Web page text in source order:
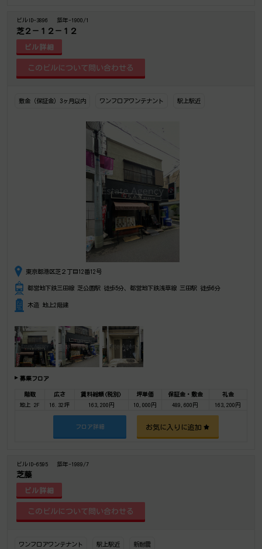
ビルID-3896 築年-1900/1
芝２－１２－１２
ビル詳細
敷金（保証金）3ヶ月以内 ワンフロアワンテナント 駅上駅近
東京都港区芝２丁目12番12号
都営地下鉄三田線 芝公園駅 徒歩5分、都営地下鉄浅草線 三田駅 徒歩6分
木造 地上2階建
募集フロア
階数 広さ 賃料総額(税別) 坪単価 保証金・敷金
礼金
地上 2F
16.32坪 163,200円 10,000円 489,600円 163,200円
フロア詳細 お気に入りに追加
ビルID-6595 築年-1989/7
芝藤
ビル詳細
ワンフロアワンテナント 駅上駅近 新耐震